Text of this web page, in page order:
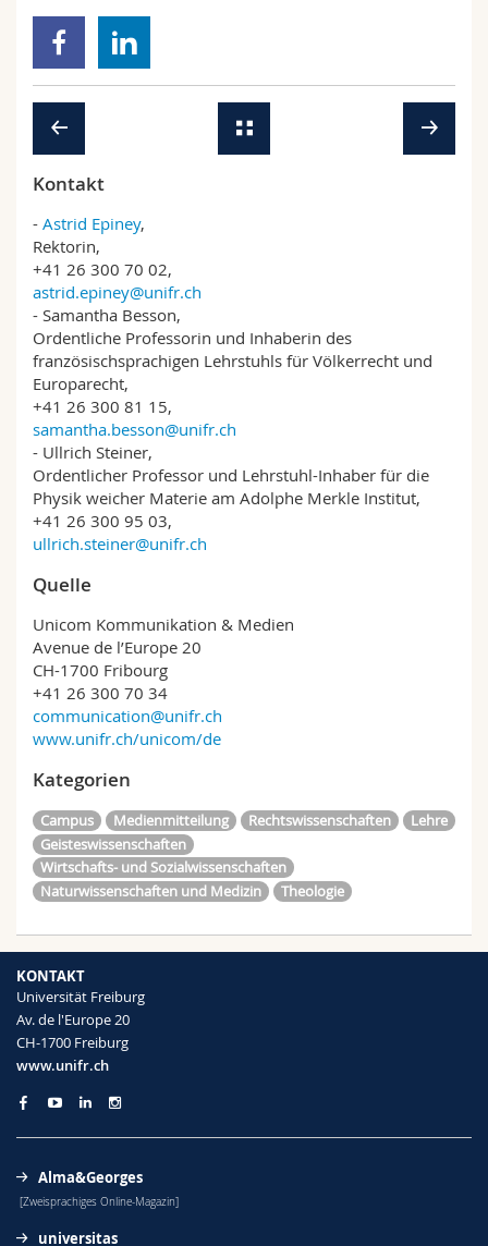
Kontakt
- Astrid Epiney,
Rektorin,
+41 26 300 70 02,
astrid.epiney@unifr.ch
- Samantha Besson,
Ordentliche Professorin und Inhaberin des
französischsprachigen Lehrstuhls für Völkerrecht und
Europarecht,
+41 26 300 81 15,
samantha.besson@unifr.ch
- Ullrich Steiner,
Ordentlicher Professor und Lehrstuhl-Inhaber für die
Physik weicher Materie am Adolphe Merkle Institut,
+41 26 300 95 03,
ullrich.steiner@unifr.ch
Quelle
Unicom Kommunikation & Medien
Avenue de l’Europe 20
CH-1700 Fribourg
+41 26 300 70 34
communication@unifr.ch
www.unifr.ch/unicom/de
Kategorien
Campus Medienmitteilung Rechtswissenschaften
Lehre
Geisteswissenschaften
Wirtschafts- und Sozialwissenschaften
Naturwissenschaften und Medizin
Theologie
KONTAKT
Universität Freiburg
Av. de l'Europe 20
CH-1700 Freiburg
www.unifr.ch
Alma&Georges
[Zweisprachiges Online-Magazin]
universitas